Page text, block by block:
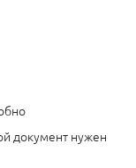
документ нужен